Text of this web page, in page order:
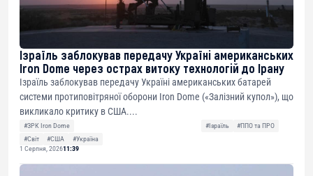
Ізраїль заблокував передачу Україні американських
Iron Dome через острах витоку технологій до Ірану
Ізраїль заблокував передачу Україні американських батарей
системи протиповітряної оборони Iron Dome («Залізний купол»), що
викликало критику в США....
#ЗРК Iron Dome #Ізраїль
#ППО та ПРО
#Світ
#США
#Україна
1 Серпня, 202611:39